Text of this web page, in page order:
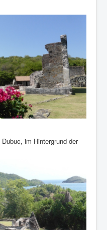
im Hintergrund der